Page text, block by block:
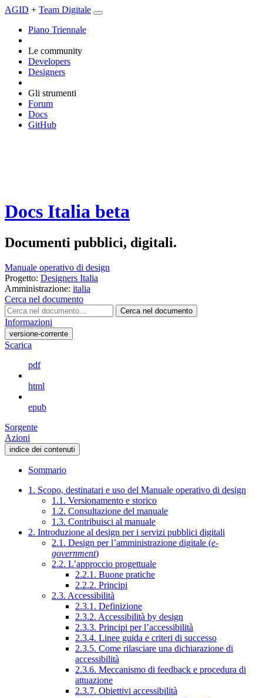
AGID + Team Digitale
Piano Triennale
Le community
Developers
Designers
Gli strumenti
Forum
Docs
GitHub
Docs Italia beta
Documenti pubblici, digitali.
Manuale operativo di design
Progetto: Designers Italia
Amministrazione: italia
Cerca nel documento
Cerca nel documento
Informazioni
versione-corrente
Scarica
pdf
html
epub
Sorgente
Azioni
indice dei contenuti
Sommario
1. Scopo, destinatari e uso del Manuale operativo di design
1.1. Versionamento e storico
1.2. Consultazione del manuale
1.3. Contribuisci al manuale
2. Introduzione al design per i servizi pubblici digitali
2.1. Design per l’amministrazione digitale (e-
government)
2.2. L’approccio progettuale
2.2.1. Buone pratiche
2.2.2. Principi
2.3. Accessibilità
2.3.1. Definizione
2.3.2. Accessibilità by design
2.3.3. Principi per l’accessibilità
2.3.4. Linee guida e criteri di successo
2.3.5. Come rilasciare una dichiarazione di
accessibilità
2.3.6. Meccanismo di feedback e procedura di
attuazione
2.3.7. Obiettivi accessibilità